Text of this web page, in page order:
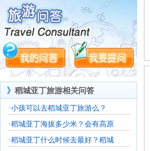
》 稻城亚丁旅游相关问答
·小孩可以去稻城亚丁旅游么？
·稻城亚丁海拔多少米？会有高原
·稻城亚丁什么时候去最好？稻城